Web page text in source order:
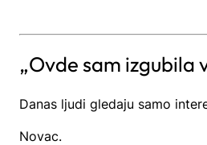
„Ovde sam izgubila
Danas ljudi gledaju samo
Novac.